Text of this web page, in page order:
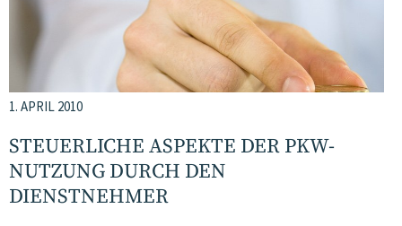
1. APRIL 2010
STEUERLICHE ASPEKTE DER PKW-
NUTZUNG DURCH DEN
DIENSTNEHMER